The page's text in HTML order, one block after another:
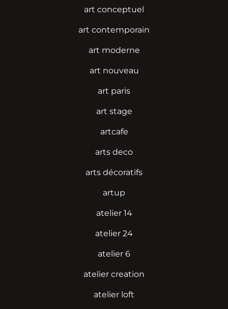
art conceptuel
art contemporain
art moderne
art nouveau
art paris
art stage
artcafe
arts deco
arts décoratifs
artup
atelier 14
atelier 24
atelier 6
atelier creation
atelier loft